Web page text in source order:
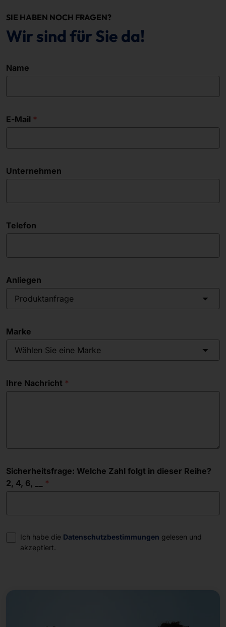
SIE HABEN NOCH FRAGEN?
Wir sind für Sie da!
Name
E-Mail
Unternehmen
Telefon
Anliegen
Produktanfrage
Marke
Wählen Sie eine Marke
Ihre Nachricht
Sicherheitsfrage: Welche Zahl folgt in dieser Reihe?
2, 4, 6, __
Einwilligung
Ich habe die Datenschutzbestimmungen gelesen und
akzeptiert.